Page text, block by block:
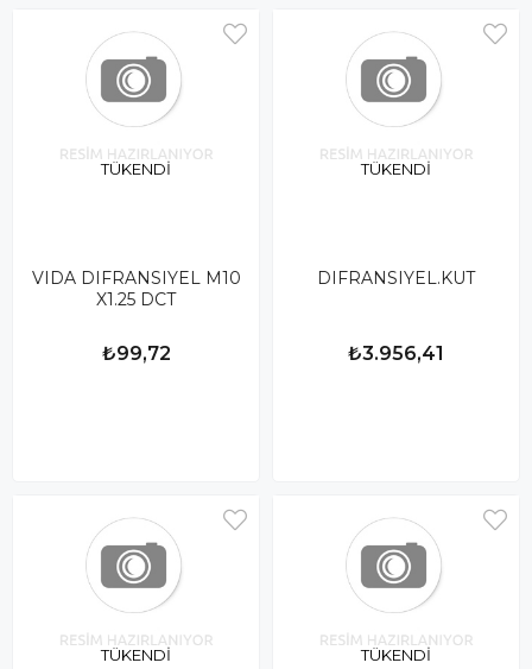
TÜKENDI
VIDA DIFRANSIYEL M10
X1.25 DCT
₺99,72
TÜKENDI
DIFRANSIYEL.KUT
₺3.956,41
TÜKENDI TÜKENDI